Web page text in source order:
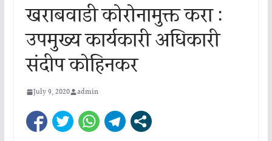
खराबवाडी कोरोनामुक्त करा :
उपमुख्य कार्यकारी अधिकारी
संदीप कोहिनकर
July 9, 2020 admin